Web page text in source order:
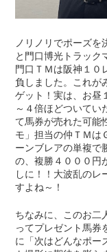
ノリノリでポーズを
と門口博光トラック
門口ＴＭは阪神１
負しました。これが
ゲット！実は、お昼
～４倍ほどついてい
て馬券が売れた可能
モ」担当の仲ＴＭ
ーンブレアの単複で
の、複勝４０００円
しに！！大波乱のレ
すよね～！
ちなみに、このお二
ってプレゼント馬券
に「次はどんなポー